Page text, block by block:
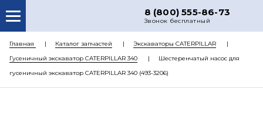
8 (800) 555-86-73
Звонок бесплатный
О НАС
КАТАЛОГ ЗАПЧАСТЕЙ
РЕМОНТ
Главная Каталог запчастей
Экскаваторы CATERPILLAR
Гусеничный экскаватор CATERPILLAR 340
Шестеренчатый насос для
гусеничный экскаватор CATERPILLAR 340 (493-3206)